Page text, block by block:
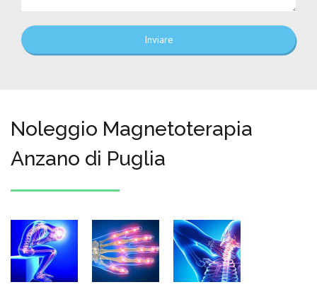
Inviare
Noleggio Magnetoterapia
Anzano di Puglia